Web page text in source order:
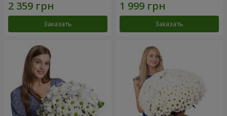
Заказать Заказать